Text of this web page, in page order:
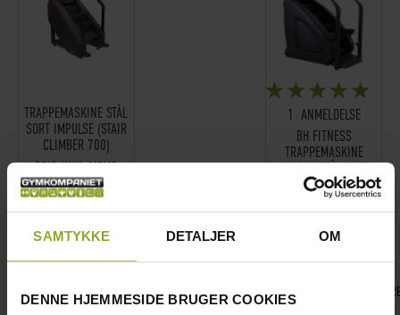
SAMTYKKE DETALJER OM
DENNE HJEMMESIDE BRUGER COOKIES
TRAPPEMASKINE STÅL
SORT IMPULSE (STAIR
CLIMBER 700)
PRIS INKL.MOMS
63.183 DKK
ANTAL PÅ LAGER: 4 STK.
LÆG I KURV
BEDØMMELSE:
100%
1 ANMELDELSE
BH FITNESS
TRAPPEMASKINE
PRIS INKL.MOMS
87.749 DKK
ANTAL PÅ LAGER: 5 STK.
LAVET PÅ BESTILLING